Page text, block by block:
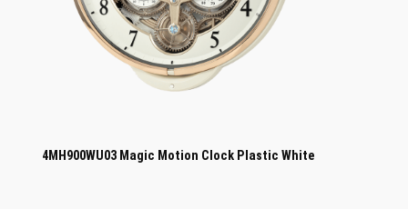
4MH900WU03 Magic Motion Clock Plastic White